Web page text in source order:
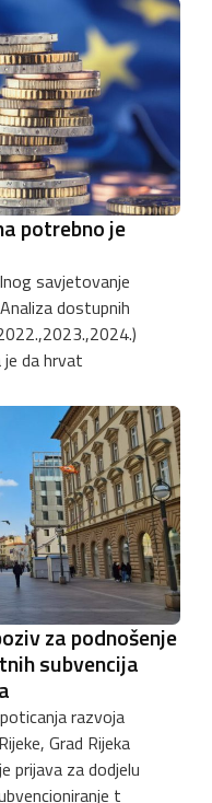
potrebno je
savjetovanje
da hrvat
za podnošenje
subvencija
razvoja
Grad Rijeka
prijava za dodjelu
t